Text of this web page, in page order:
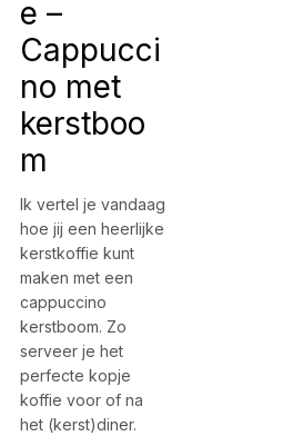
e –
Cappucci
no met
kerstboo
m
Ik vertel je vandaag
hoe jij een heerlijke
kerstkoffie kunt
maken met een
cappuccino
kerstboom. Zo
serveer je het
perfecte kopje
koffie voor of na
het (kerst)diner.